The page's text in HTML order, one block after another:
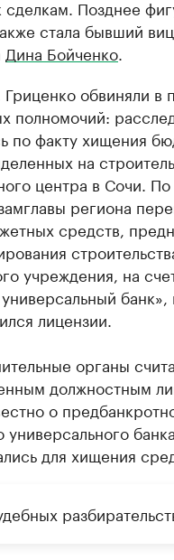
сделкам. Позднее
стала бывший
Дина Бойченко.
Гриценко обвиняли в
полномочий:
по факту хищения
на
центра в Сочи.
региона
средств,
учреждения, на
лицензии.
органы
должностным
о
универсального
для хищения